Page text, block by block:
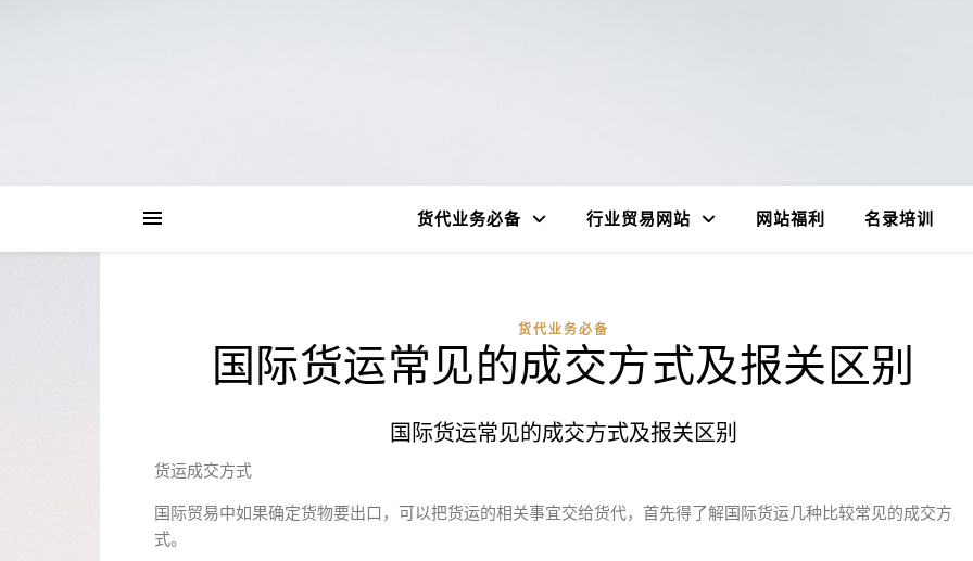
货代业务必备 行业贸易网站 网站福利 名录培训
货代业务必备
国际货运常见的成交方式及报关区别
国际货运常见的成交方式及报关区别
货运成交方式
国际贸易中如果确定货物要出口，可以把货运的相关事宜交给货代，首先得了解国际货运几种比较常见的成交方
式。